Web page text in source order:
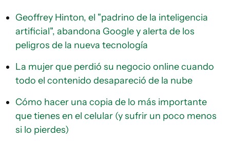
Geoffrey Hinton, el "padrino de la inteligencia
artificial", abandona Google y alerta de los
peligros de la nueva tecnología
La mujer que perdió su negocio online cuando
todo el contenido desapareció de la nube
Cómo hacer una copia de lo más importante
que tienes en el celular (y sufrir un poco menos
si lo pierdes)